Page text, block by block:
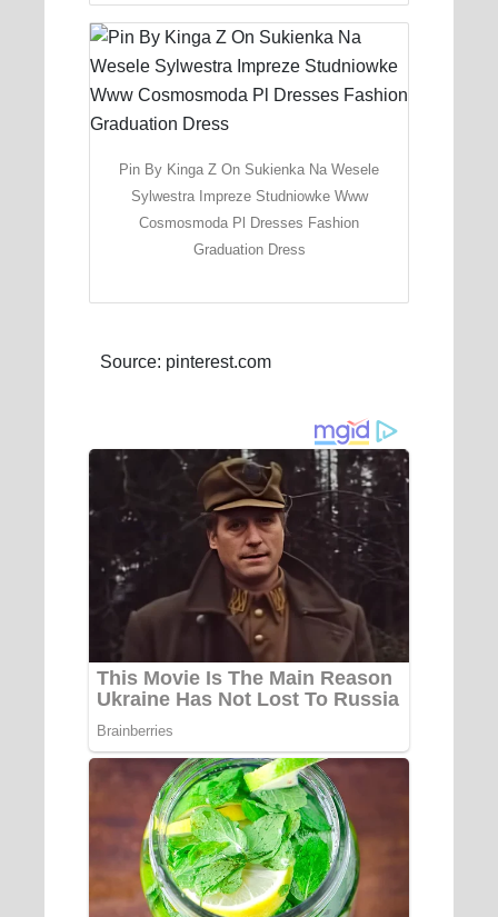
Pin By Kinga Z On Sukienka Na Wesele
Sylwestra Impreze Studniowke Www
Cosmosmoda Pl Dresses Fashion
Graduation Dress
Source: pinterest.com